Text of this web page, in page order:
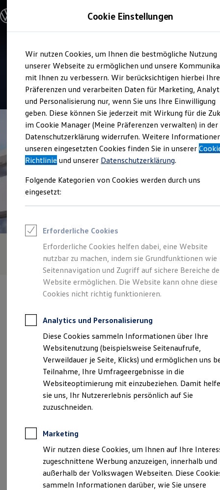
Hauptinhalt
springen
Footer
springen
Modelle und Konfigurator
Modelle vergleichen
Elektroautos
ENERGY Sondermodelle
Nutzfahrzeuge
SUV und CUV
Familienautos
Kombis
Kompaktwagen
Sportwagen
Schnell verfügbare Fahrzeuge
Angebote und Produkte
Aktuelle Angebote
E-Auto-Förderung
Volkswagen Marktplatz
Junge Gebrauchtwagen und Gebrauchtwagen
Volkswagen Zertifizierte Gebrauchtwagen
Zubehör- und Serviceangebote
Leasing
Leasing-Angebote
Gebrauchtwagen Leasing
Junge Gebrauchtwagen-Leasing
Elektroauto Leasing
Kleinwagen-Leasing
Leasing ohne Anzahlung
Finanzierung
Kfz-Versicherung
Restschuldversicherungen
Garantien
Wartungsverträge
Geschäftskunden
Professional Class bei Volkswagen
Großkunden
Behörden
Direktkunden
Sonderfahrzeuge
Anpfiff zum Gewinn
Elektroautos
ID. Tutorials
Der neue ID. Polo
Der ID.4
Der ID.4 GTX
Der ID.5 GTX
Verkauf und Service
Auto & Service PIA Landsberg
4.8| 325 Bewertungen
Verantwortlich für die Inhalte auf dieser Seite ist die Auto &
Service PIA GmbH (Impressum & Rechtliches)
Lechwiesenstraße 54, 86899 Landsberg
info.landsberg@autoundservice.de
Montag
Sonntag
Geschlossen
Cookie Einstellungen
Wir nutzen Cookies, um Ihnen die bestmögliche Nutzung
unserer Webseite zu ermöglichen und unsere
mit Ihnen zu verbessern. Wir berücksichtigen hierbei Ihre
Präferenzen und verarbeiten Daten für Marketing,
und Personalisierung nur, wenn Sie uns Ihre Einwilligung
geben. Diese können Sie jederzeit mit Wirkung für die
im Cookie Manager (Meine Präferenzen verwalten) in der
Datenschutzerklärung widerrufen. Weitere
unseren eingesetzten Cookies finden Sie in unserer
Richtlinie und unserer Datenschutzerklärung.
Folgende Kategorien von Cookies werden durch uns
eingesetzt:
Erforderliche Cookies
Erforderliche Cookies helfen dabei, eine Website
nutzbar zu machen, indem sie Grundfunktionen wie
Seitennavigation und Zugriff auf sichere Bereiche
Website ermöglichen. Die Website kann ohne diese
Cookies nicht richtig funktionieren.
Analytics und Personalisierung
Diese Cookies sammeln Informationen über Ihre
Websitenutzung (beispielsweise Seitenaufrufe,
Verweildauer je Seite, Klicks) und ermöglichen uns
Teilnahme, Ihre Umfrageergebnisse in die
Websiteoptimierung mit einzubeziehen. Damit
sie uns, Ihr Nutzererlebnis persönlich auf Sie
zuzuschneiden.
Marketing
Wir nutzen diese Cookies, um Ihnen auf Ihre
zugeschnittene Werbung anzuzeigen, innerhalb und
außerhalb der Volkswagen Webseiten. Diese
sammeln Informationen darüber, wie Sie unsere